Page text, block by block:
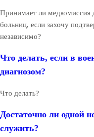
Принимает ли медкомиссия
больниц, если захочу
независимо?
Что делать, если в
диагнозом?
Что делать?
Достаточно ли одной
служить?